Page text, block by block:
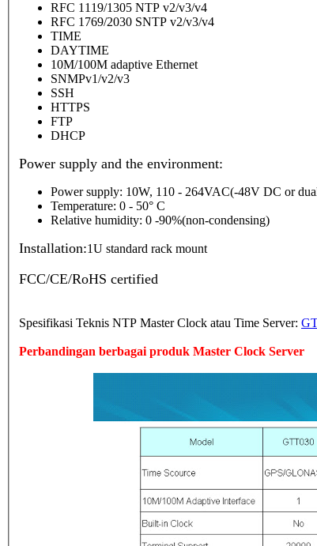
RFC 1119/1305 NTP v2/v3/v4
RFC 1769/2030 SNTP v2/v3/v4
TIME
DAYTIME
10M/100M adaptive Ethernet
SNMPv1/v2/v3
SSH
HTTPS
FTP
DHCP
Power supply and the environment:
Power supply: 10W, 110 - 264VAC(-48V DC or
Temperature: 0 - 50° C
Relative humidity: 0 -90%(non-condensing)
Installation:1U standard rack mount
FCC/CE/RoHS certified
Spesifikasi Teknis NTP Master Clock atau Time Server:
Perbandingan berbagai produk Master Clock Server